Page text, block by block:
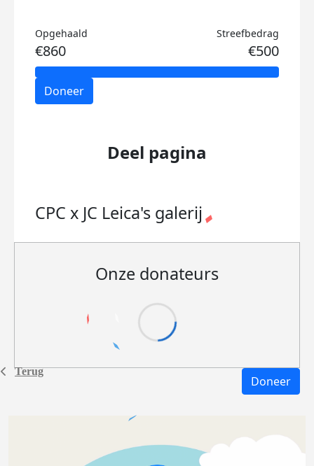
Terug
Opgehaald
€860
Streefbedrag
€500
Doneer
Deel pagina
CPC x JC Leica's galerij
Onze donateurs
Doneer